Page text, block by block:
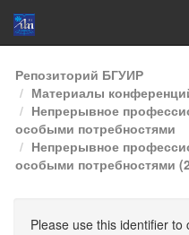
Skip
navigation
Репозиторий БГУИР
Материалы
Непрерывное
особыми потребностями
Непрерывное
особыми потребностями
Please use this identifier to